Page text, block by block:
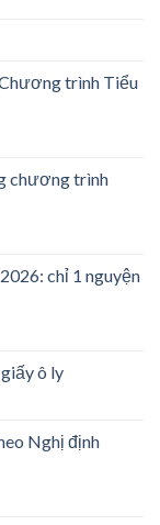
trình Tiểu
chương trình
chỉ 1 nguyện
ô ly
Nghị định